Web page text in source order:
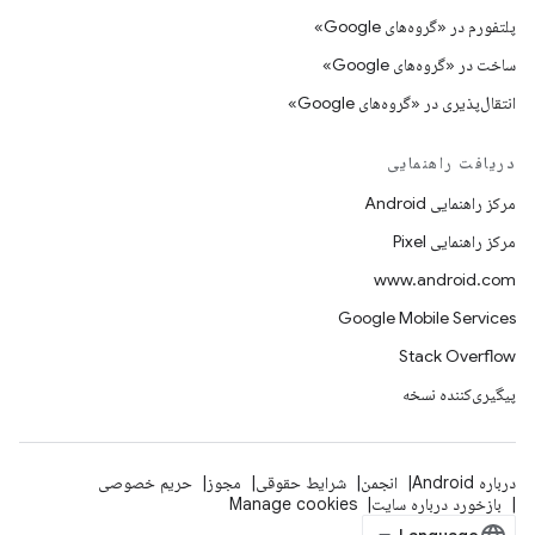
پلتفورم در «گروه‌های Google»
ساخت در «گروه‌های Google»
انتقال‌پذیری در «گروه‌های Google»
دریافت راهنمایی
مرکز راهنمایی Android
مرکز راهنمایی Pixel
www.android.com
Google Mobile Services
Stack Overflow
پیگیری‌کننده نسخه
درباره Android انجمن شرایط حقوقی مجوز
حریم خصوصی
بازخورد درباره سایت
Manage cookies